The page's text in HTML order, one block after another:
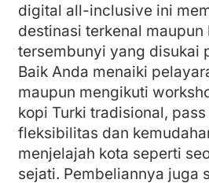
digital all-inclusive ini
destinasi terkenal maupun
tersembunyi yang disukai
Baik Anda menaiki
maupun mengikuti
kopi Turki tradisional,
fleksibilitas dan
menjelajah kota seperti
sejati. Pembeliannya juga